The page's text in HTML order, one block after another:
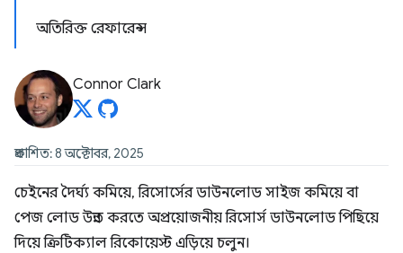
অতিরিক্ত রেফারেন্স
Connor Clark
প্রকাশিত: 8 অক্টোবর, 2025
চেইনের দৈর্ঘ্য কমিয়ে, রিসোর্সের ডাউনলোড সাইজ কমিয়ে বা
পেজ লোড উন্নত করতে অপ্রয়োজনীয় রিসোর্স ডাউনলোড পিছিয়ে
দিয়ে ক্রিটিক্যাল রিকোয়েস্ট এড়িয়ে চলুন।